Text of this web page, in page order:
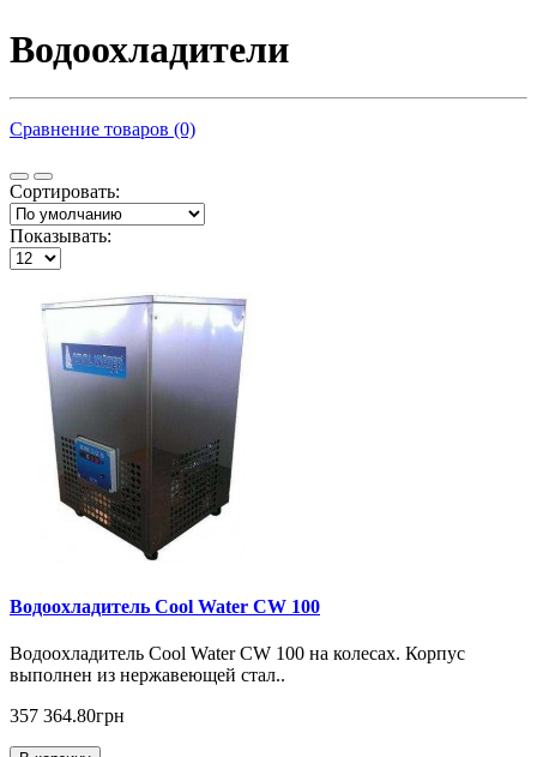
Водоохладители
Сравнение товаров (0)
Сортировать:
Показывать:
Водоохладитель Cool Water CW 100
Водоохладитель Cool Water CW 100 на колесах. Корпус
выполнен из нержавеющей стал..
357 364.80грн